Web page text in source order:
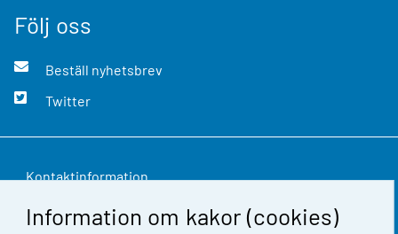
Information om kakor (cookies)
Följ oss
Beställ nyhetsbrev
Twitter
Kontaktinformation
Respons